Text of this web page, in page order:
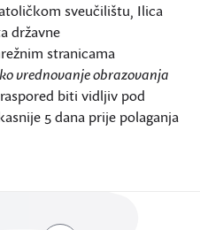
sveučilištu, Ilica
državne
stranicama
vrednovanje obrazovanja
biti vidljiv pod
5 dana prije polaganja